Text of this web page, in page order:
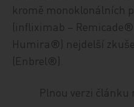
kromě monoklonálních
(infliximab –
Humira®) nejdelší
(Enbrel®).
Plnou verzi článku